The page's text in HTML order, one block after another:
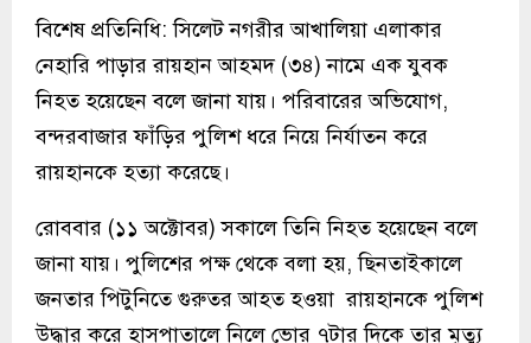
বিশেষ প্রতিনিধি: সিলেট নগরীর আখালিয়া এলাকার
নেহারি পাড়ার রায়হান আহমদ (৩৪) নামে এক যুবক
নিহত হয়েছেন বলে জানা যায়। পরিবারের অভিযোগ,
বন্দরবাজার ফাঁড়ির পুলিশ ধরে নিয়ে নির্যাতন করে
রায়হানকে হত্যা করেছে।
রোববার (১১ অক্টোবর) সকালে তিনি নিহত হয়েছেন বলে
জানা যায়। পুলিশের পক্ষ থেকে বলা হয়, ছিনতাইকালে
জনতার পিটুনিতে গুরুতর আহত হওয়া রায়হানকে পুলিশ
উদ্ধার করে হাসপাতালে নিলে ভোর ৭টার দিকে তার মৃত্যু